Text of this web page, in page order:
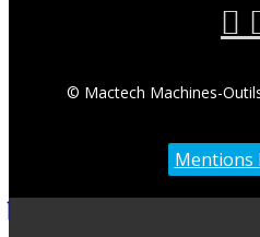
© Mactech Machines-
Mentions